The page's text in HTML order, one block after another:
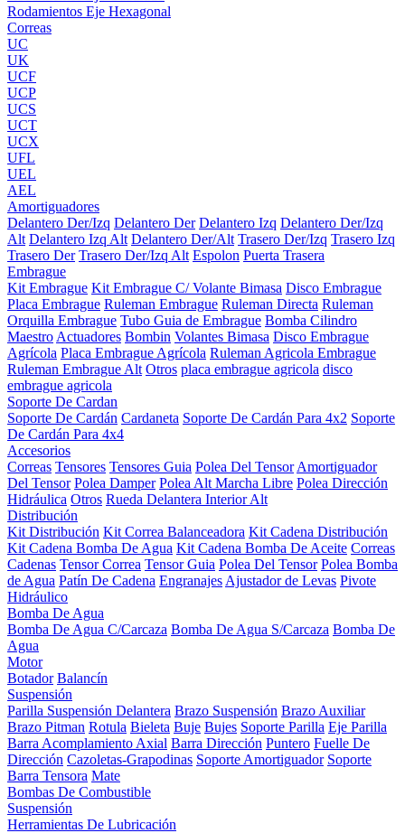
Rodamientos Eje Hexagonal
Correas
UC
UK
UCF
UCP
UCS
UCT
UCX
UFL
UEL
AEL
Amortiguadores
Delantero Der/Izq Delantero Der Delantero Izq Delantero Der/Izq
Alt Delantero Izq Alt Delantero Der/Alt Trasero Der/Izq Trasero Izq
Trasero Der Trasero Der/Izq Alt Espolon Puerta Trasera
Embrague
Kit Embrague Kit Embrague C/ Volante Bimasa Disco Embrague
Placa Embrague Ruleman Embrague Ruleman Directa Ruleman
Orquilla Embrague Tubo Guia de Embrague Bomba Cilindro
Maestro Actuadores Bombin Volantes Bimasa Disco Embrague
Agrícola Placa Embrague Agrícola Ruleman Agricola Embrague
Ruleman Embrague Alt Otros placa embrague agricola disco
embrague agricola
Soporte De Cardan
Soporte De Cardán Cardaneta Soporte De Cardán Para 4x2 Soporte
De Cardán Para 4x4
Accesorios
Correas Tensores Tensores Guia Polea Del Tensor Amortiguador
Del Tensor Polea Damper Polea Alt Marcha Libre Polea Dirección
Hidráulica Otros Rueda Delantera Interior Alt
Distribución
Kit Distribución Kit Correa Balanceadora Kit Cadena Distribución
Kit Cadena Bomba De Agua Kit Cadena Bomba De Aceite Correas
Cadenas Tensor Correa Tensor Guia Polea Del Tensor Polea Bomba
de Agua Patín De Cadena Engranajes Ajustador de Levas Pivote
Hidráulico
Bomba De Agua
Bomba De Agua C/Carcaza Bomba De Agua S/Carcaza Bomba De
Agua
Motor
Botador Balancín
Suspensión
Parilla Suspensión Delantera Brazo Suspensión Brazo Auxiliar
Brazo Pitman Rotula Bieleta Buje Bujes Soporte Parilla Eje Parilla
Barra Acomplamiento Axial Barra Dirección Puntero Fuelle De
Dirección Cazoletas-Grapodinas Soporte Amortiguador Soporte
Barra Tensora Mate
Bombas De Combustible
Suspensión
Herramientas De Lubricación